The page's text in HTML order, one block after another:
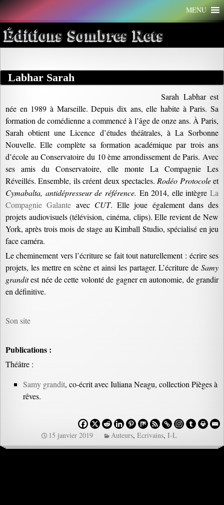
Aller
au
contenu
MENU
Éditions Sombres Rets
Labhar Sarah
Sarah Labhar est
née en 1989 à Marseille. Depuis dix ans, elle habite à Paris. Sa
formation de comédienne a commencé à l’âge de onze ans. À Paris,
Sarah obtient une Licence d’études théâtrales, à La Sorbonne
Nouvelle. Elle complète sa formation académique par trois ans
d’école au Conservatoire du 10 ème arrondissement de Paris. Avec
ses amis du Conservatoire, elle monte La Compagnie Les
Réveillés. Ensemble, ils créent deux spectacles. Rodéo Protocoleet
Cymabalta, antidépresseur de référence. En 2014, elle intègre La
Compagnie Galante avec CUT. Elle joue également dans des
projets audiovisuels (télévision, cinéma, clips). Elle revient de New
York, après trois mois de stage au Kimball Studio, spécialisé en jeu
face caméra.
Le cheminement vers l’écriture se fait tout naturellement : écrire ses
projets, les mettre en scène et ainsi les partager. L’écriture de Samy
granditest née de cette volonté de gagner en autonomie, de grandir
en définitive.
Son site
Publications :
Théâtre :
Samy grandit, co-écrit avec Iuliana Neagu, collection Pièges à
rêves.
15 janvier 2019 Auteurs,Ecrivains,I-L